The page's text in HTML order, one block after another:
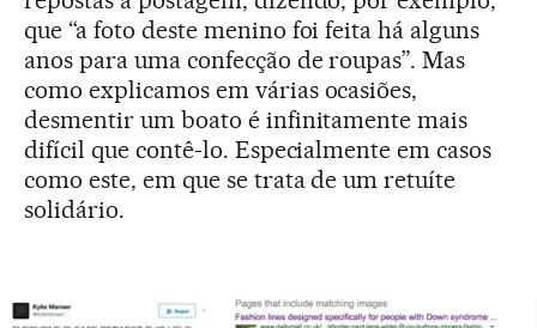
que “a foto deste menino foi feita há alguns
anos para uma confecção de roupas”. Mas
como explicamos em várias ocasiões,
desmentir um boato é infinitamente mais
difícil que contê-lo. Especialmente em casos
como este, em que se trata de um retuíte
solidário.